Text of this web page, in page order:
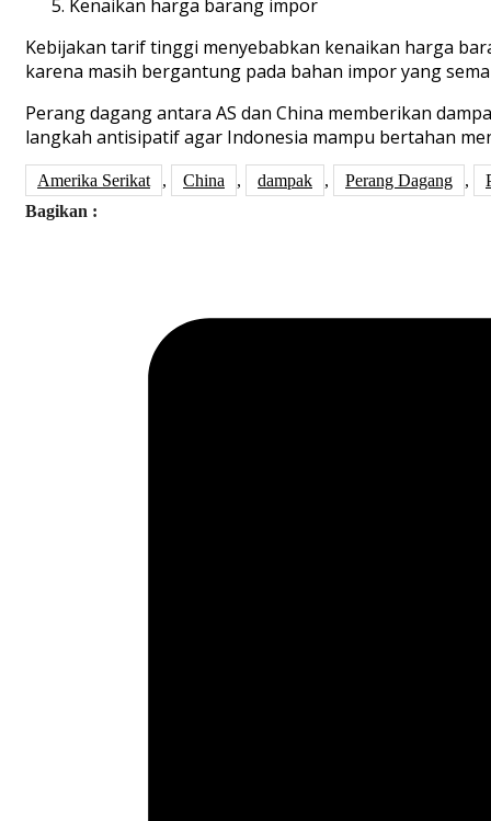
Kenaikan harga barang impor
Kebijakan tarif tinggi menyebabkan kenaikan harga
karena masih bergantung pada bahan impor yang
Perang dagang antara AS dan China memberikan
langkah antisipatif agar Indonesia mampu bertahan
Amerika Serikat , China , dampak , Perang Dagang ,
Bagikan :